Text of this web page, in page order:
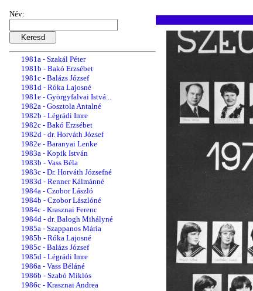
Név:1980a - Czobor László
1980b - Vass Béláné
1980c - Krasznai Ferenc
1980d - Balázs Józsefné
1980e - Czobor Lászlóné
1981a - Szakál Péter
1981b - Bakó Erzsébet
1981c - Balázs József
1981d - Róka Lajosné
1981e - Györgyfalvai Istvá...
1982a - Gosztola Antalné
1982b - Légrádi Imre
1982c - Bakó Erzsébet
1982d - dr. Horváth József
1982e - Baranyai Lenke
1983a - Kopik István
1983b - Vass Béla
1983c - Dr. Horváth Józsefné
1983d - Renner Kálmánné
1984a - Czobor László
1984b - Czobor Lászlóné
1984c - Krasznai Ferenc
1984d - dr. Balogh Mihályné
1985a - Szappanos Mária
1985b - Róka Lajosné
1985c - Balázs József
1985d - Légrádi Imre
1986a - Vass Béláné
1986b - Szabó Miklós
1986c - Krasznai Andrea